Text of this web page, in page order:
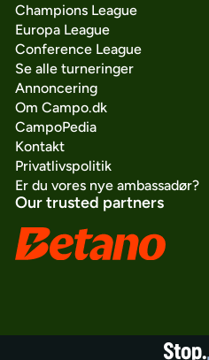
Champions League
Europa League
Conference League
Se alle turneringer
Annoncering
Om Campo.dk
CampoPedia
Kontakt
Privatlivspolitik
Er du vores nye ambassadør?
Our trusted partners